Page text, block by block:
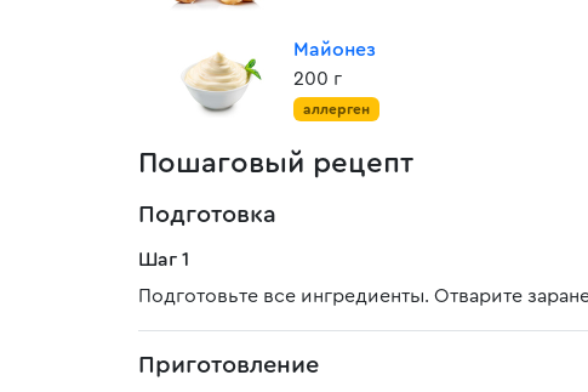
Майонез
200 г
аллерген
Пошаговый рецепт
Подготовка
Шаг 1
Подготовьте все ингредиенты. Отварите
Приготовление